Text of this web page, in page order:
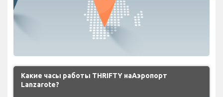
Какие часы работы THRIFTY наАэропорт
Lanzarote?